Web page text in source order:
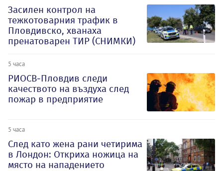
Засилен контрол на
тежкотоварния трафик в
Пловдивско, хванаха
пренатоварен ТИР (СНИМКИ)
5 часа
РИОСВ-Пловдив следи
качеството на въздуха след
пожар в предприятие
5 часа
След като жена рани четирима
в Лондон: Откриха ножица на
място на нападението